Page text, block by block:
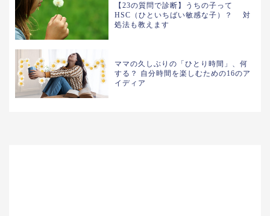
【23の質問で診断】うちの子って
HSC（ひといちばい敏感な子）？ 対
処法も教えます
ママの久しぶりの「ひとり時間」、何
する？ 自分時間を楽しむための16のア
イディア